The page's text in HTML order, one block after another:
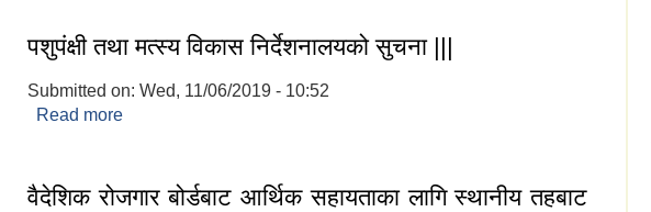
पशुपंक्षी तथा मत्स्य विकास निर्देशनालयको सुचना |||
Submitted on: Wed, 11/06/2019 - 10:52
Read more
वैदेशिक रोजगार बोर्डबाट आर्थिक सहायताका लागि स्थानीय तहबाट